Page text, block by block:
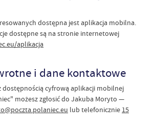
dostępna jest aplikacja mobilna.
dostępne są na stronie internetowej
aplikacja
i dane kontaktowe
dostępnością cyfrową aplikacji mobilnej
możesz zgłosić do Jakuba Moryto —
lub telefonicznie 15